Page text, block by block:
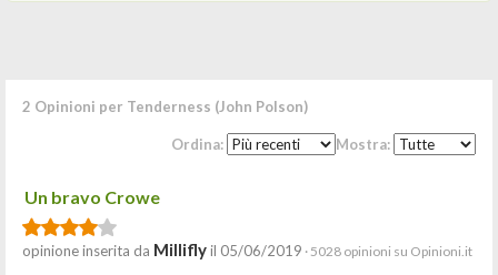
2 Opinioni per Tenderness (John Polson)
Ordina: Mostra:
Un bravo Crowe
opinione inserita da Milliflyil 05/06/2019 · 5028 opinioni su Opinioni.it